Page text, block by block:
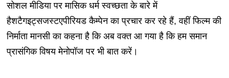
सोशल मीडिया पर मासिक धर्म स्वच्छता के बारे में
हैशटैगइट्सजस्टएपीरियड कैम्पेन का प्रचार कर रहे हैं, वहीं फिल्म की
निर्माता मानसी का कहना है कि अब वक्त आ गया है कि हम समान
प्रासंगिक विषय मेनोपॉज पर भी बात करें।